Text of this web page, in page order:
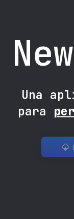
Una
para